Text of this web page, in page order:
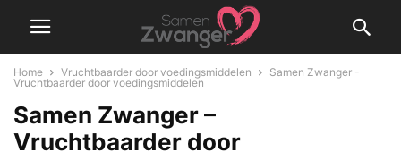
Home Vruchtbaarder door voedingsmiddelen
Samen Zwanger -
Vruchtbaarder door voedingsmiddelen
Samen Zwanger –
Vruchtbaarder door